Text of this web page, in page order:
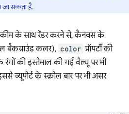
जा सकता है.
के साथ रेंडर करने से, कैनवस के
बैकग्राउंड कलर), color प्रॉपर्टी की
की इस्तेमाल की गई वैल्यू पर भी
व्यूपोर्ट के स्क्रोल बार पर भी असर